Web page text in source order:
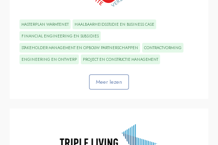
MASTERPLAN WARMTENET
HAALBAARHEIDSSTUDIE EN BUSINESS CASE
FINANCIAL ENGINEERING EN SUBSIDIES
STAKEHOLDER MANAGEMENT EN OPBOUW PARTNERSCHAPPEN
CONTRACTVORMING
ENGINEERING EN ONTWERP
PROJECT EN CONSTRUCTIE MANAGEMENT
Meer lezen